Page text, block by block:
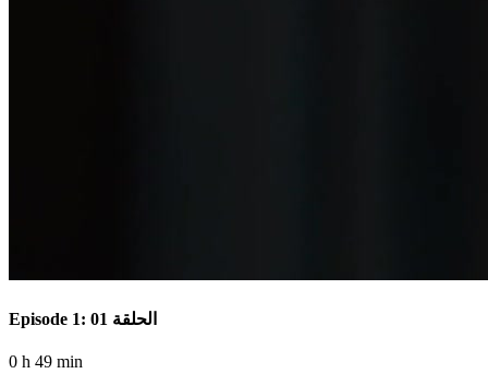
Episode 1: الحلقة 01
0 h 49 min